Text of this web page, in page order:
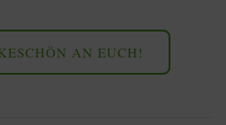
AN EUCH!